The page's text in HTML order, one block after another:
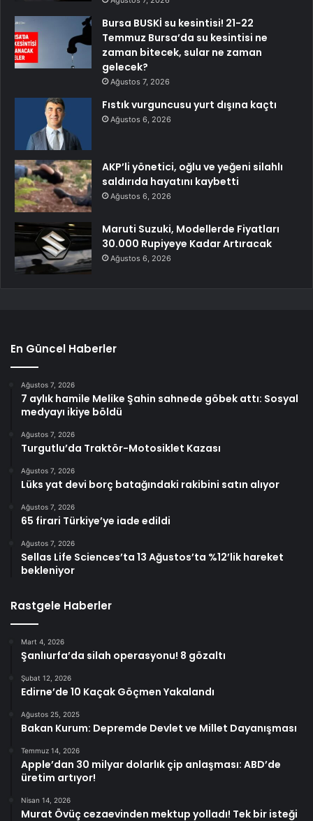
Bursa BUSKİ su kesintisi! 21-22
Temmuz Bursa’da su kesintisi ne
zaman bitecek, sular ne zaman
gelecek?
Ağustos 7, 2026
Fıstık vurguncusu yurt dışına kaçtı
Ağustos 6, 2026
AKP’li yönetici, oğlu ve yeğeni silahlı
saldırıda hayatını kaybetti
Ağustos 6, 2026
Maruti Suzuki, Modellerde Fiyatları
30.000 Rupiyeye Kadar Artıracak
Ağustos 6, 2026
En Güncel Haberler
Ağustos 7, 2026
7 aylık hamile Melike Şahin sahnede göbek attı: Sosyal
medyayı ikiye böldü
Ağustos 7, 2026
Turgutlu’da Traktör-Motosiklet Kazası
Ağustos 7, 2026
Lüks yat devi borç batağındaki rakibini satın alıyor
Ağustos 7, 2026
65 firari Türkiye’ye iade edildi
Ağustos 7, 2026
Sellas Life Sciences’ta 13 Ağustos’ta %12’lik hareket
bekleniyor
Rastgele Haberler
Mart 4, 2026
Şanlıurfa’da silah operasyonu! 8 gözaltı
Şubat 12, 2026
Edirne’de 10 Kaçak Göçmen Yakalandı
Ağustos 25, 2025
Bakan Kurum: Depremde Devlet ve Millet Dayanışması
Temmuz 14, 2026
Apple’dan 30 milyar dolarlık çip anlaşması: ABD’de
üretim artıyor!
Nisan 14, 2026
Murat Övüç cezaevinden mektup yolladı! Tek bir isteği